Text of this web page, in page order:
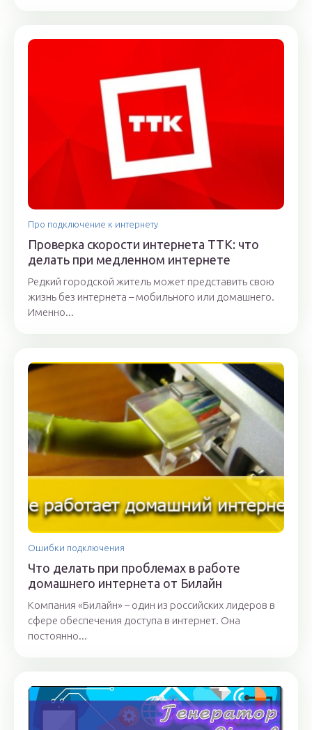
Про подключение к интернету
Проверка скорости интернета ТТК: что
делать при медленном интернете
Редкий городской житель может представить свою
жизнь без интернета – мобильного или домашнего.
Именно...
Ошибки подключения
Что делать при проблемах в работе
домашнего интернета от Билайн
Компания «Билайн» – один из российских лидеров в
сфере обеспечения доступа в интернет. Она
постоянно...